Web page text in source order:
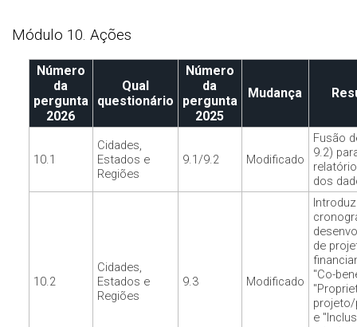
Módulo 10. Ações
Número
da
pergunta
2026
Qual
questionário
Número
da
pergunta
2025
Mudança
10.1
Cidades,
Estados e
Regiões
9.1/9.2 Modificado
Fusão
9.2)
dos
10.2
Cidades,
Estados e
Regiões
9.3 Modificado
de
"Co-
e